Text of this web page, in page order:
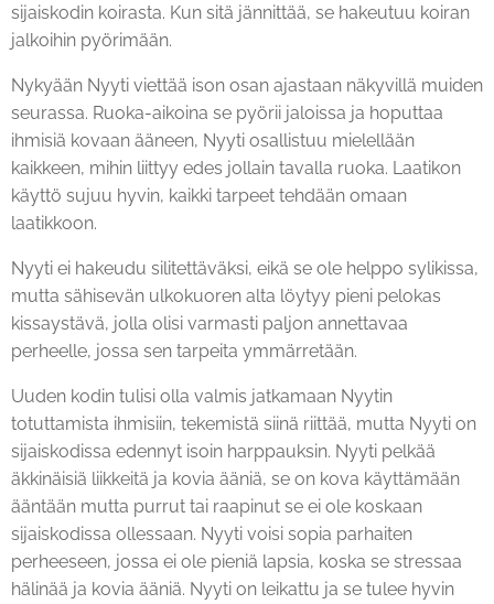
sijaiskodin koirasta. Kun sitä jännittää, se hakeutuu koiran
jalkoihin pyörimään.
Nykyään Nyyti viettää ison osan ajastaan näkyvillä muiden
seurassa. Ruoka-aikoina se pyörii jaloissa ja hoputtaa
ihmisiä kovaan ääneen, Nyyti osallistuu mielellään
kaikkeen, mihin liittyy edes jollain tavalla ruoka. Laatikon
käyttö sujuu hyvin, kaikki tarpeet tehdään omaan
laatikkoon.
Nyyti ei hakeudu silitettäväksi, eikä se ole helppo sylikissa,
mutta sähisevän ulkokuoren alta löytyy pieni pelokas
kissaystävä, jolla olisi varmasti paljon annettavaa
perheelle, jossa sen tarpeita ymmärretään.
Uuden kodin tulisi olla valmis jatkamaan Nyytin
totuttamista ihmisiin, tekemistä siinä riittää, mutta Nyyti on
sijaiskodissa edennyt isoin harppauksin. Nyyti pelkää
äkkinäisiä liikkeitä ja kovia ääniä, se on kova käyttämään
ääntään mutta purrut tai raapinut se ei ole koskaan
sijaiskodissa ollessaan. Nyyti voisi sopia parhaiten
perheeseen, jossa ei ole pieniä lapsia, koska se stressaa
hälinää ja kovia ääniä. Nyyti on leikattu ja se tulee hyvin